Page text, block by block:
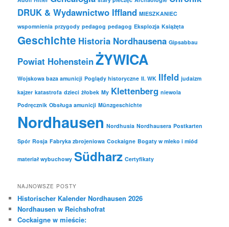
DRUK & Wydawnictwo Iffland MIESZKANIEC
wspomnienia przygody pedagog pedagog Eksplozja Książęta
Geschichte Historia Nordhausena Gipsabbau
Powiat HohensteinŻYWICA
Wojskowa baza amunicji Poglądy historyczne II. WK Ilfeld judaizm
kajzer katastrofa dzieci żłobek My Klettenberg niewola
Podręcznik Obsługa amunicji Münzgeschichte
Nordhausen Nordhusia Nordhausera Postkarten
Spór Rosja Fabryka zbrojeniowa Cockaigne Bogaty w mleko i miód
materiał wybuchowy Südharz Certyfikaty
NAJNOWSZE POSTY
Historischer Kalender Nordhausen 2026
Nordhausen w Reichshofrat
Cockaigne w mieście: